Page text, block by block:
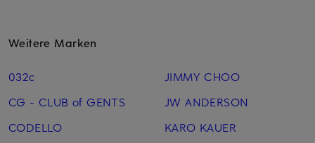
Weitere Marken
032c
CG - CLUB of GENTS
CODELLO
JIMMY CHOO
JW ANDERSON
KARO KAUER